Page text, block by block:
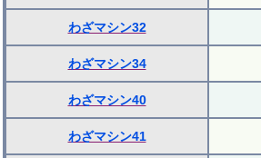
わざマシン32
わざマシン34
わざマシン40
わざマシン41